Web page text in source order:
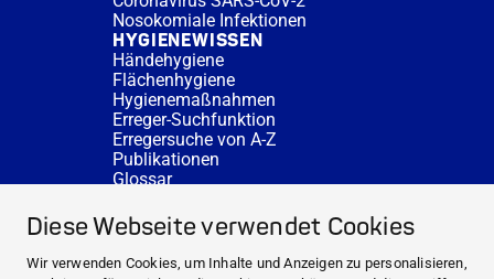
Diese Webseite verwendet Cookies
Wir verwenden Cookies, um Inhalte und Anzeigen zu personalisieren,
Nosokomiale Infektionen
HYGIENEWISSEN
Händehygiene
Flächenhygiene
Hygienemaßnahmen
Erreger-Suchfunktion
Erregersuche von A-Z
Publikationen
Glossar
SERVICE
Fachberatung
DESINFACTS